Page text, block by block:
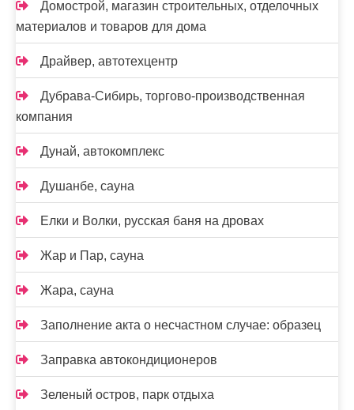
Домострой, магазин строительных, отделочных
материалов и товаров для дома
Драйвер, автотехцентр
Дубрава-Сибирь, торгово-производственная
компания
Дунай, автокомплекс
Душанбе, сауна
Елки и Волки, русская баня на дровах
Жар и Пар, сауна
Жара, сауна
Заполнение акта о несчастном случае: образец
Заправка автокондиционеров
Зеленый остров, парк отдыха